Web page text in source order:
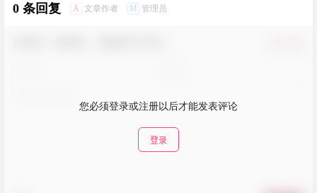
0 条回复 A 文章作者 M 管理员
您必须登录或注册以后才能发表评论
登录